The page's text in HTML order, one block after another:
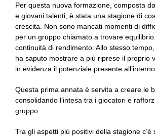
Per questa nuova formazione, composta
e giovani talenti, è stata una stagione di
crescita. Non sono mancati momenti di
per un gruppo chiamato a trovare
continuità di rendimento. Allo stesso
ha saputo mostrare a più riprese il proprio
in evidenza il potenziale presente
Questa prima annata è servita a creare le
consolidando l’intesa tra i giocatori e
gruppo.
Tra gli aspetti più positivi della stagione c’è